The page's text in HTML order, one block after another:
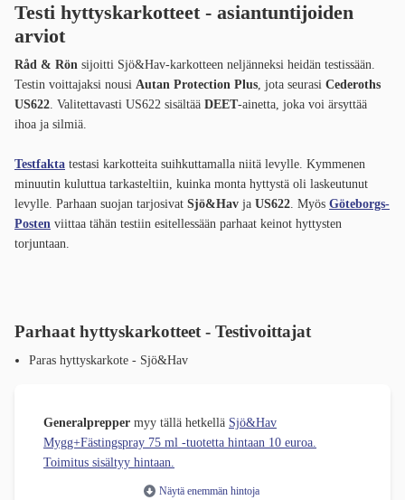
Testi hyttyskarkotteet - asiantuntijoiden
arviot
Råd & Rön sijoitti Sjö&Hav-karkotteen neljänneksi heidän testissään.
Testin voittajaksi nousi Autan Protection Plus, jota seurasi Cederoths
US622. Valitettavasti US622 sisältää DEET-ainetta, joka voi ärsyttää
ihoa ja silmiä.
Testfakta testasi karkotteita suihkuttamalla niitä levylle. Kymmenen
minuutin kuluttua tarkasteltiin, kuinka monta hyttystä oli laskeutunut
levylle. Parhaan suojan tarjosivat Sjö&Hav ja US622. Myös Göteborgs-
Posten viittaa tähän testiin esitellessään parhaat keinot hyttysten
torjuntaan.
Parhaat hyttyskarkotteet - Testivoittajat
Paras hyttyskarkote - Sjö&Hav
Generalprepper myy tällä hetkellä Sjö&Hav
Mygg+Fästingspray 75 ml -tuotetta hintaan 10 euroa.
Toimitus sisältyy hintaan.
Näytä enemmän hintoja